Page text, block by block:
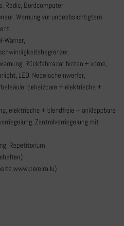
Radio, Bordcomputer,
Warnung vor unbeabsichtigtem
Warner,
Rückfahrradar hinten + vorne,
LED, Nebelscheinwerfer,
beheizbare + elektrische +
elektrische + blendfreie + anklappbare
Zentralverriegelung mit
Repetitorium
www.pereira.lu)